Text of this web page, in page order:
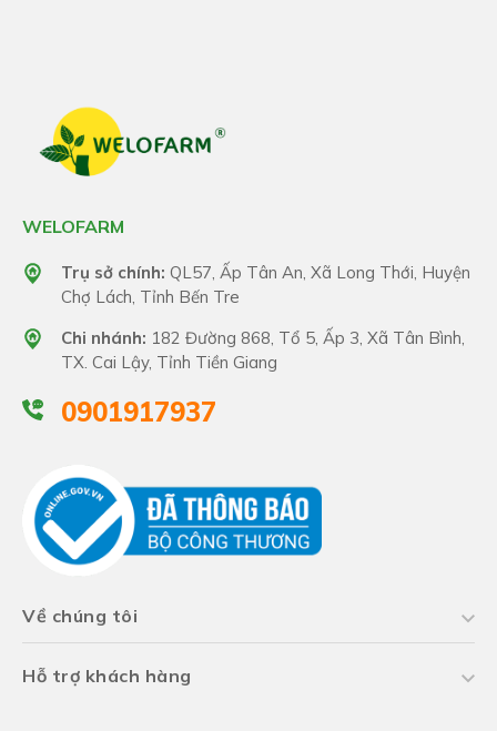
WELOFARM
Trụ sở chính: QL57, Ấp Tân An, Xã Long Thới, Huyện
Chợ Lách, Tỉnh Bến Tre
Chi nhánh: 182 Đường 868, Tổ 5, Ấp 3, Xã Tân Bình,
TX. Cai Lậy, Tỉnh Tiền Giang
0901917937
Về chúng tôi
Hỗ trợ khách hàng